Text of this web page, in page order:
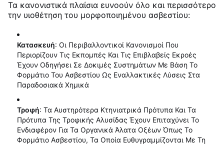
Τα κανονιστικά πλαίσια ευνοούν όλο και περισσότερο
την υιοθέτηση του μορφοποιημένου ασβεστίου:
Κατασκευή: Οι Περιβαλλοντικοί Κανονισμοί Που
Περιορίζουν Τις Εκπομπές Και Τις Επιβλαβείς Εκροές
Έχουν Οδηγήσει Σε Δοκιμές Συστημάτων Με Βάση Το
Φορμάτιο Του Ασβεστίου Ως Εναλλακτικές Λύσεις Στα
Παραδοσιακά Χημικά
Τροφή: Τα Αυστηρότερα Κτηνιατρικά Πρότυπα Και Τα
Πρότυπα Της Τροφικής Αλυσίδας Έχουν Επιταχύνει Το
Ενδιαφέρον Για Τα Οργανικά Άλατα Οξέων Όπως Το
Φορμάτιο Ασβεστίου, Τα Οποία Ευθυγραμμίζονται Με Τη